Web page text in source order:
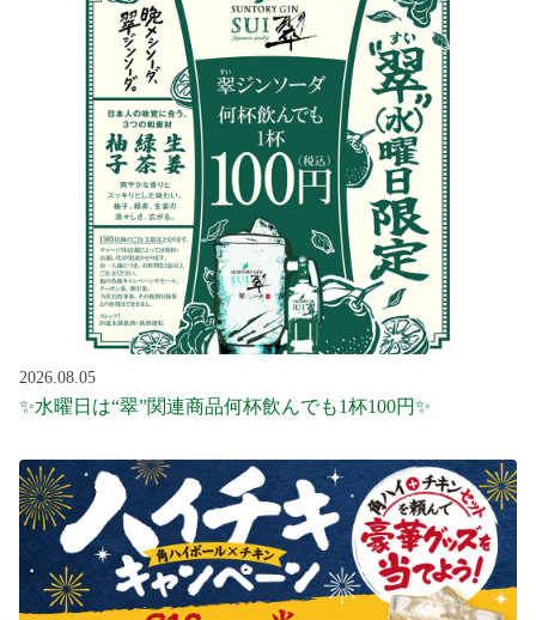
2026.08.05
✨水曜日は“翠”関連商品何杯飲んでも1杯100円✨